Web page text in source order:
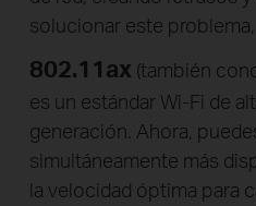
solucionar este problema,
802.11ax (también
es un estándar Wi-Fi de
generación. Ahora,
simultáneamente más
la velocidad óptima para